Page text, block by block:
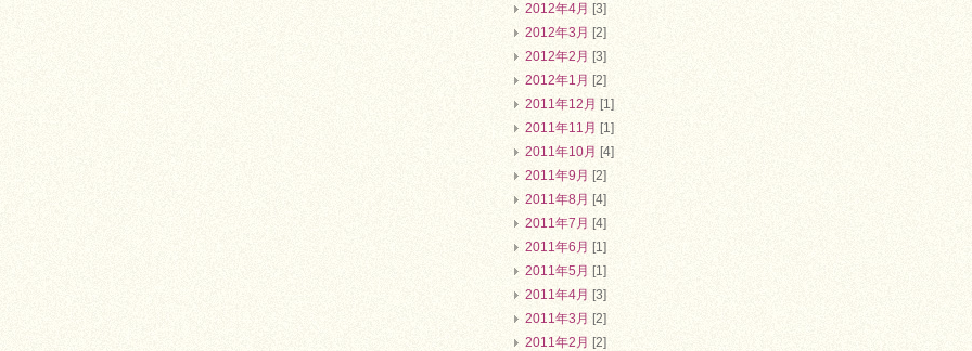
2012年4月 [3]
2012年3月 [2]
2012年2月 [3]
2012年1月 [2]
2011年12月 [1]
2011年11月 [1]
2011年10月 [4]
2011年9月 [2]
2011年8月 [4]
2011年7月 [4]
2011年6月 [1]
2011年5月 [1]
2011年4月 [3]
2011年3月 [2]
2011年2月 [2]